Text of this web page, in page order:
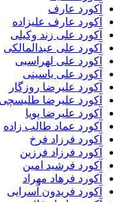
آکورد عارف
آکورد عارف علیزاده
آکورد علی زند وکیلی
آکورد علی عبدالمالکی
آکورد علی لهراسبی
آکورد علی یاسینی
آکورد علیرضا روزگار
آکورد علیرضا طلیسچی
آکورد علیرضا پویا
آکورد عماد طالب زاده
آکورد فرزاد فرخ
آکورد فرزاد فرزین
آکورد فرشید امین
آکورد فرهاد مهراد
آکورد فریدون آسرایی